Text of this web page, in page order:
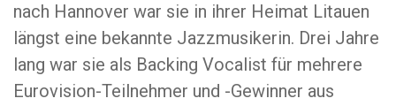
nach Hannover war sie in ihrer Heimat Litauen
längst eine bekannte Jazzmusikerin. Drei Jahre
lang war sie als Backing Vocalist für mehrere
Eurovision-Teilnehmer und -Gewinner aus